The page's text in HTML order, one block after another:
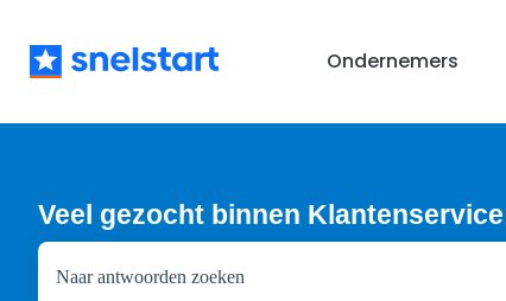
Ondernemers
Veel gezocht binnen